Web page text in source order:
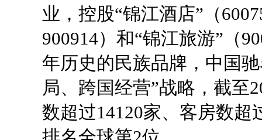
业，控股“锦江酒店”（
900914）和“锦江旅游”（
年历史的民族品牌，中国
局、跨国经营”战略，截至
数超过14120家、客房数超